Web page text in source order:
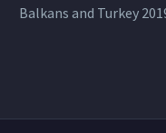
Balkans and Turkey